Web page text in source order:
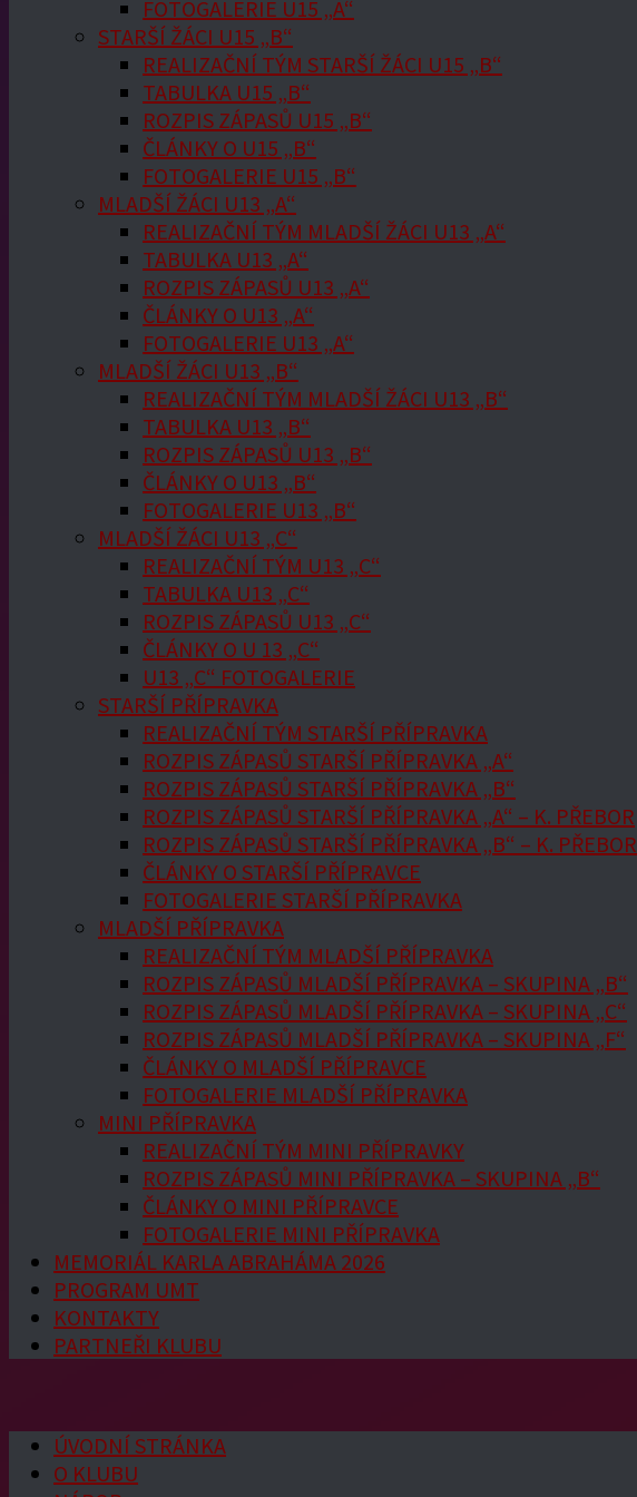
FOTOGALERIE U15 „A“
STARŠÍ ŽÁCI U15 „B“
REALIZAČNÍ TÝM STARŠÍ ŽÁCI U15 „B“
TABULKA U15 „B“
ROZPIS ZÁPASŮ U15 „B“
ČLÁNKY O U15 „B“
FOTOGALERIE U15 „B“
MLADŠÍ ŽÁCI U13 „A“
REALIZAČNÍ TÝM MLADŠÍ ŽÁCI U13 „A“
TABULKA U13 „A“
ROZPIS ZÁPASŮ U13 „A“
ČLÁNKY O U13 „A“
FOTOGALERIE U13 „A“
MLADŠÍ ŽÁCI U13 „B“
REALIZAČNÍ TÝM MLADŠÍ ŽÁCI U13 „B“
TABULKA U13 „B“
ROZPIS ZÁPASŮ U13 „B“
ČLÁNKY O U13 „B“
FOTOGALERIE U13 „B“
MLADŠÍ ŽÁCI U13 „C“
REALIZAČNÍ TÝM U13 „C“
TABULKA U13 „C“
ROZPIS ZÁPASŮ U13 „C“
ČLÁNKY O U 13 „C“
U13 „C“ FOTOGALERIE
STARŠÍ PŘÍPRAVKA
REALIZAČNÍ TÝM STARŠÍ PŘÍPRAVKA
ROZPIS ZÁPASŮ STARŠÍ PŘÍPRAVKA „A“
ROZPIS ZÁPASŮ STARŠÍ PŘÍPRAVKA „B“
ROZPIS ZÁPASŮ STARŠÍ PŘÍPRAVKA „A“ – K. PŘEBOR
ROZPIS ZÁPASŮ STARŠÍ PŘÍPRAVKA „B“ – K. PŘEBOR
ČLÁNKY O STARŠÍ PŘÍPRAVCE
FOTOGALERIE STARŠÍ PŘÍPRAVKA
MLADŠÍ PŘÍPRAVKA
REALIZAČNÍ TÝM MLADŠÍ PŘÍPRAVKA
ROZPIS ZÁPASŮ MLADŠÍ PŘÍPRAVKA – SKUPINA „B“
ROZPIS ZÁPASŮ MLADŠÍ PŘÍPRAVKA – SKUPINA „C“
ROZPIS ZÁPASŮ MLADŠÍ PŘÍPRAVKA – SKUPINA „F“
ČLÁNKY O MLADŠÍ PŘÍPRAVCE
FOTOGALERIE MLADŠÍ PŘÍPRAVKA
MINI PŘÍPRAVKA
REALIZAČNÍ TÝM MINI PŘÍPRAVKY
ROZPIS ZÁPASŮ MINI PŘÍPRAVKA – SKUPINA „B“
ČLÁNKY O MINI PŘÍPRAVCE
FOTOGALERIE MINI PŘÍPRAVKA
MEMORIÁL KARLA ABRAHÁMA 2026
PROGRAM UMT
KONTAKTY
PARTNEŘI KLUBU
ÚVODNÍ STRÁNKA
O KLUBU